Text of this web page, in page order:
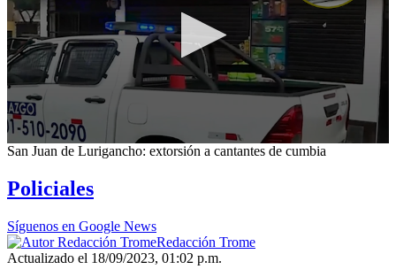
0
of
4
10
seconds
San Juan de Lurigancho: extorsión a cantantes de cumbia
Policiales
Síguenos en Google News
Redacción Trome
Actualizado el 18/09/2023, 01:02 p.m.